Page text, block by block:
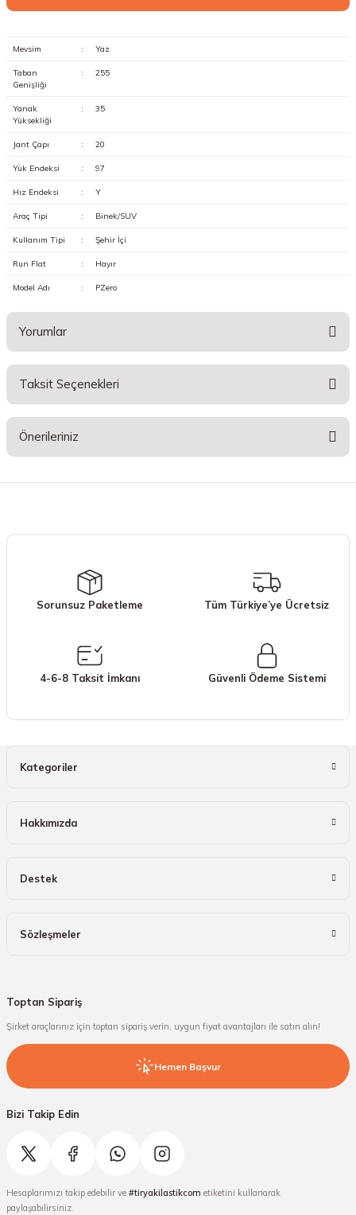
Mevsim : Yaz
Taban
Genişliği
: 255
Yanak
Yüksekliği
: 35
Jant Çapı : 20
Yük Endeksi : 97
Hız Endeksi : Y
Araç Tipi : Binek/SUV
Kullanım Tipi : Şehir İçi
Run Flat : Hayır
Model Adı : PZero
Yorumlar
Taksit Seçenekleri
Önerileriniz
Ürün açıklamasında eksik bilgiler bulunuyor.
Ürün bilgilerinde hatalar bulunuyor.
Bu ürüne benzer farklı alternatifler olmalı.
Sorunsuz Paketleme Tüm Türkiye’ye Ücretsiz
4-6-8 Taksit İmkanı Güvenli Ödeme Sistemi
Kategoriler
Hakkımızda
Destek
Sözleşmeler
Toptan Sipariş
Şirket araçlarınız için toptan sipariş verin, uygun fiyat avantajları ile satın alın!
Hemen Başvur
Bizi Takip Edin
Hesaplarımızı takip edebilir ve #tiryakilastikcom etiketini kullanarak
paylaşabilirsiniz.